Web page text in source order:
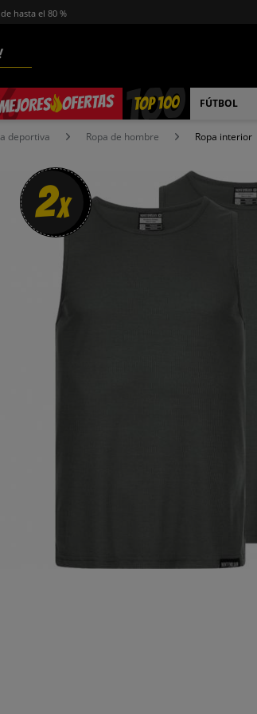
hasta el 80 %
OFERTAS TOP 100 FÚTBOL
deportiva Ropa de hombre Ropa interior
2x